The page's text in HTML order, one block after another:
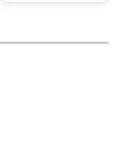
facebook
sur pinterest